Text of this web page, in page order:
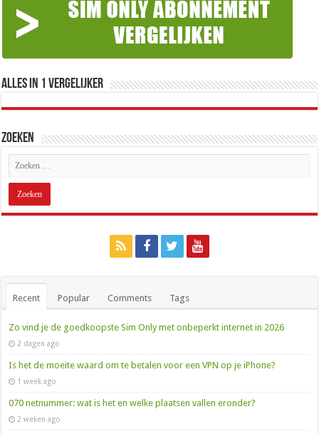
Alles in 1 Vergelijker
Zoeken
Recent Popular Comments Tags
Zo vind je de goedkoopste Sim Only met onbeperkt internet in 2026
2 dagen ago
Is het de moeite waard om te betalen voor een VPN op je iPhone?
1 week ago
070 netnummer: wat is het en welke plaatsen vallen eronder?
2 weken ago